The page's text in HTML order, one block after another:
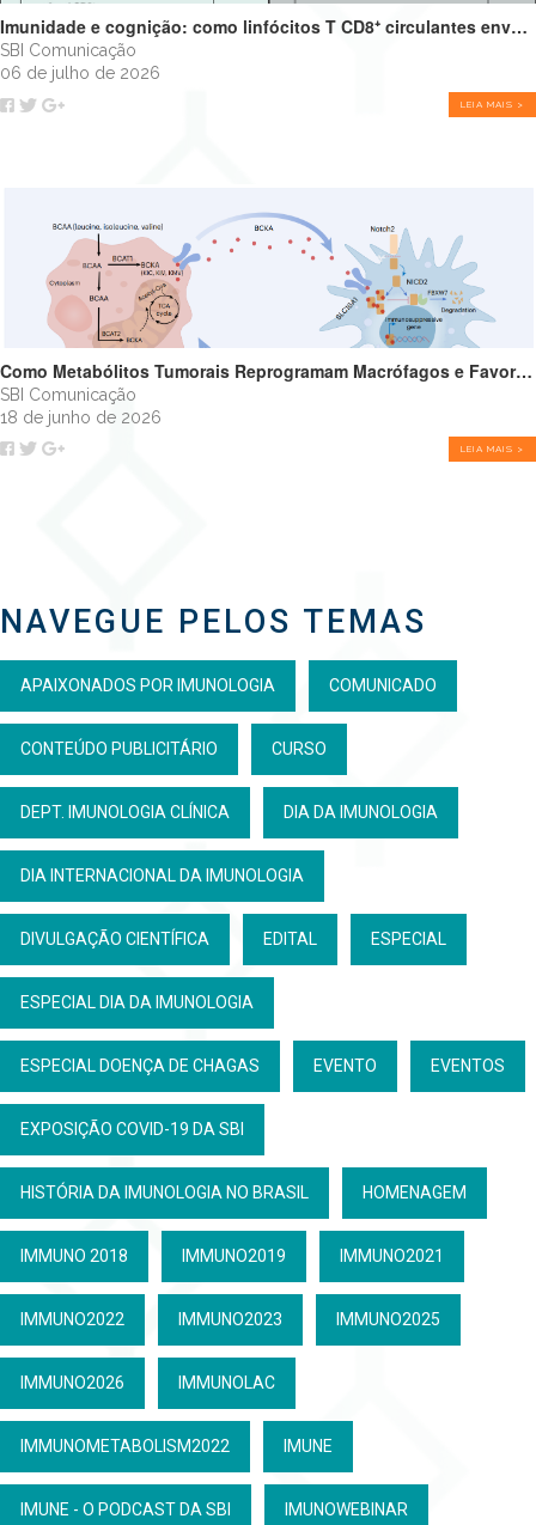
Imunidade e cognição: como linfócitos T CD8⁺ circulantes envelhecidos podem impulsionar o declínio cognitivo
SBI Comunicação
06 de julho de 2026
LEIA MAIS >
Como Metabólitos Tumorais Reprogramam Macrófagos e Favorecem o Crescimento Tumoral
SBI Comunicação
18 de junho de 2026
LEIA MAIS >
NAVEGUE PELOS TEMAS
APAIXONADOS POR IMUNOLOGIA COMUNICADO
CONTEÚDO PUBLICITÁRIO CURSO
DEPT. IMUNOLOGIA CLÍNICA DIA DA IMUNOLOGIA
DIA INTERNACIONAL DA IMUNOLOGIA
DIVULGAÇÃO CIENTÍFICA EDITAL ESPECIAL
ESPECIAL DIA DA IMUNOLOGIA
ESPECIAL DOENÇA DE CHAGAS EVENTO EVENTOS
EXPOSIÇÃO COVID-19 DA SBI
HISTÓRIA DA IMUNOLOGIA NO BRASIL HOMENAGEM
IMMUNO 2018 IMMUNO2019 IMMUNO2021
IMMUNO2022 IMMUNO2023 IMMUNO2025
IMMUNO2026 IMMUNOLAC
IMMUNOMETABOLISM2022 IMUNE
IMUNE - O PODCAST DA SBI IMUNOWEBINAR